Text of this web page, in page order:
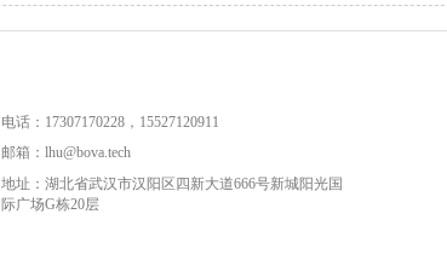
电话：17307170228， 15527120911
邮箱：lhu@bova.tech
地址：湖北省武汉市汉阳区四新大道666号新城阳光国
际广场G栋20层